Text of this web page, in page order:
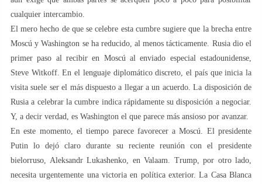
cualquier intercambio.
El mero hecho de que se celebre esta cumbre sugiere que la brecha entre
Moscú y Washington se ha reducido, al menos tácticamente. Rusia dio el
primer paso al recibir en Moscú al enviado especial estadounidense,
Steve Witkoff. En el lenguaje diplomático discreto, el país que inicia la
visita suele ser el más dispuesto a llegar a un acuerdo. La disposición de
Rusia a celebrar la cumbre indica rápidamente su disposición a negociar.
Y, a decir verdad, es Washington el que parece más ansioso por avanzar.
En este momento, el tiempo parece favorecer a Moscú. El presidente
Putin lo dejó claro durante su reciente reunión con el presidente
bielorruso, Aleksandr Lukashenko, en Valaam. Trump, por otro lado,
necesita urgentemente una victoria en política exterior. La Casa Blanca